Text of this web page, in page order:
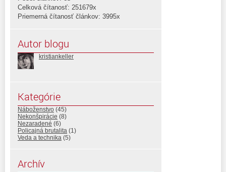
Celková čítanosť: 251679x
Priemerná čítanosť článkov: 3995x
Autor blogu
kristiankeller
Kategórie
Náboženstvo (45)
Nekonšpirácie (8)
Nezaradené (6)
Policajná brutalita (1)
Veda a technika (5)
Archív